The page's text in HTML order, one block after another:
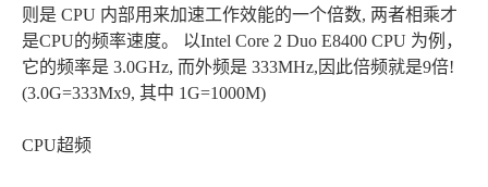
则是 CPU 内部用来加速工作效能的一个倍数, 两者相乘才
是CPU的频率速度。 以Intel Core 2 Duo E8400 CPU 为例，
它的频率是 3.0GHz, 而外频是 333MHz,因此倍频就是9倍!
(3.0G=333Mx9, 其中 1G=1000M)
CPU超频